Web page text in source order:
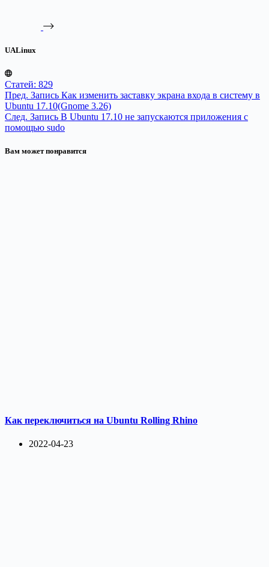
UALinux
Статей: 829
Пред. Запись Как изменить заставку экрана входа в систему в
Ubuntu 17.10(Gnome 3.26)
След. Запись В Ubuntu 17.10 не запускаются приложения с
помощью sudo
Вам может понравится
Как переключиться на Ubuntu Rolling Rhino
2022-04-23